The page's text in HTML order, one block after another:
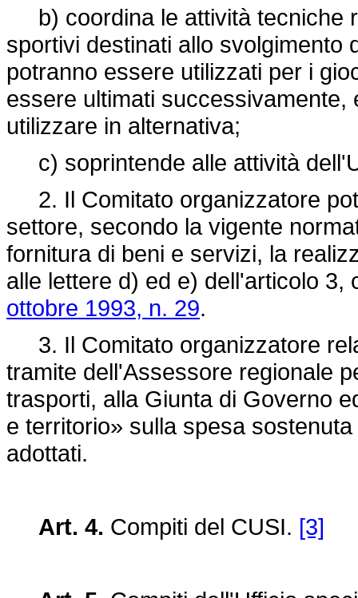
b) coordina le attività tecniche
sportivi destinati allo svolgimento
potranno essere utilizzati per i
essere ultimati successivamente,
utilizzare in alternativa;
c) soprintende alle attività
2. Il Comitato organizzatore
settore, secondo la vigente
fornitura di beni e servizi, la
alle lettere d) ed e) dell'articolo 3,
ottobre 1993, n. 29.
3. Il Comitato organizzatore
tramite dell'Assessore regionale
trasporti, alla Giunta di Governo
e territorio» sulla spesa
adottati.
Art. 4. Compiti del CUSI. [3]